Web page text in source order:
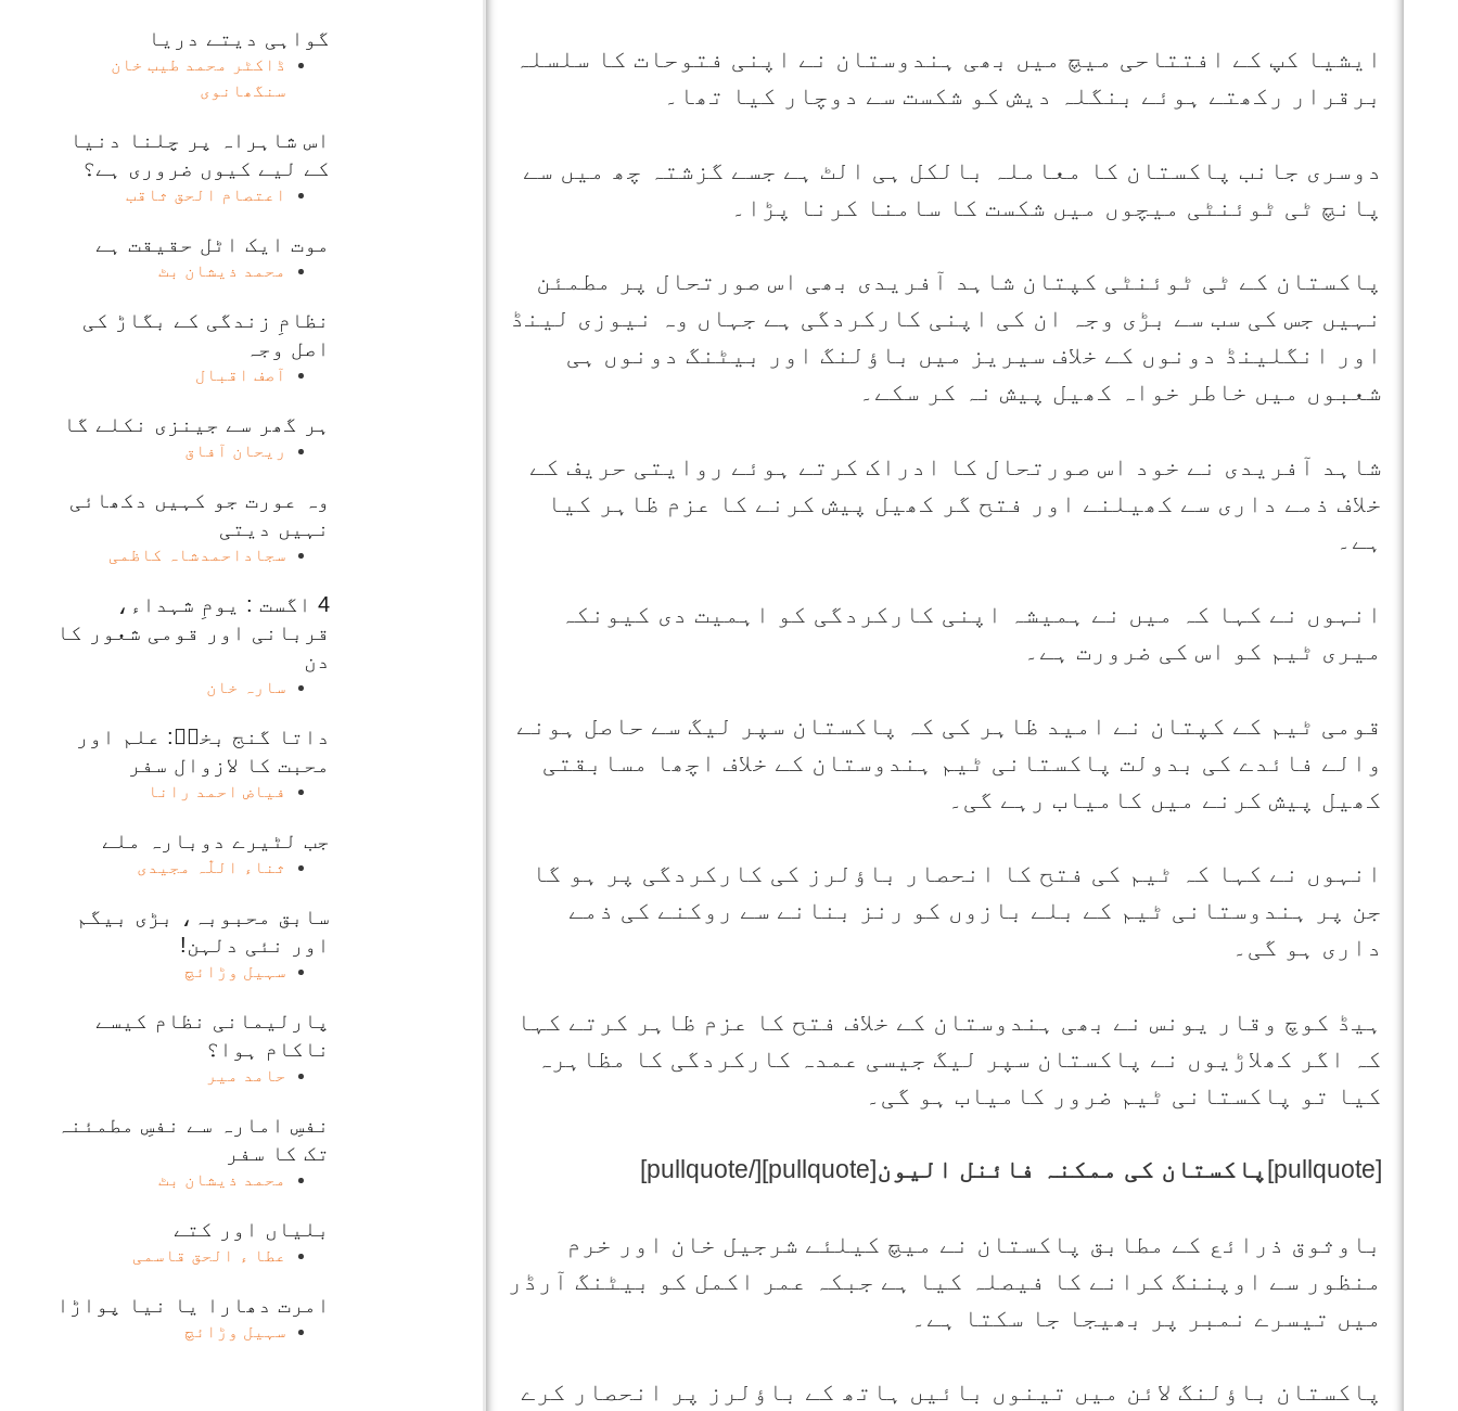
ایشیا کپ کے افتتاحی میچ میں بھی ہندوستان نے اپنی فتوحات کا سلسلہ
برقرار رکھتے ہوئے بنگلہ دیش کو شکست سے دوچار کیا تھا۔
دوسری جانب پاکستان کا معاملہ بالکل ہی الٹ ہے جسے گزشتہ چھ میں سے
پانچ ٹی ٹوئنٹی میچوں میں شکست کا سامنا کرنا پڑا۔
پاکستان کے ٹی ٹوئنٹی کپتان شاہد آفریدی بھی اس صورتحال پر مطمئن
نہیں جس کی سب سے بڑی وجہ ان کی اپنی کارکردگی ہے جہاں وہ نیوزی لینڈ
اور انگلینڈ دونوں کے خلاف سیریز میں باؤلنگ اور بیٹنگ دونوں ہی
شعبوں میں خاطر خواہ کھیل پیش نہ کر سکے۔
شاہد آفریدی نے خود اس صورتحال کا ادراک کرتے ہوئے روایتی حریف کے
خلاف ذمے داری سے کھیلنے اور فتح گر کھیل پیش کرنے کا عزم ظاہر کیا
ہے۔
انہوں نے کہا کہ میں نے ہمیشہ اپنی کارکردگی کو اہمیت دی کیونکہ
میری ٹیم کو اس کی ضرورت ہے۔
قومی ٹیم کے کپتان نے امید ظاہر کی کہ پاکستان سپر لیگ سے حاصل ہونے
والے فائدے کی بدولت پاکستانی ٹیم ہندوستان کے خلاف اچھا مسابقتی
کھیل پیش کرنے میں کامیاب رہے گی۔
انہوں نے کہا کہ ٹیم کی فتح کا انحصار باؤلرز کی کارکردگی پر ہو گا
جن پر ہندوستانی ٹیم کے بلے بازوں کو رنز بنانے سے روکنے کی ذمے
داری ہو گی۔
ہیڈ کوچ وقار یونس نے بھی ہندوستان کے خلاف فتح کا عزم ظاہر کرتے کہا
کہ اگر کھلاڑیوں نے پاکستان سپر لیگ جیسی عمدہ کارکردگی کا مظاہرہ
کیا تو پاکستانی ٹیم ضرور کامیاب ہو گی۔
[pullquote] پاکستان کی ممکنہ فائنل الیون[pullquote][/pullquote]
باوثوق ذرائع کے مطابق پاکستان نے میچ کیلئے شرجیل خان اور خرم
منظور سے اوپننگ کرانے کا فیصلہ کیا ہے جبکہ عمر اکمل کو بیٹنگ آرڈر
میں تیسرے نمبر پر بھیجا جا سکتا ہے۔
پاکستان باؤلنگ لائن میں تینوں بائیں ہاتھ کے باؤلرز پر انحصار کرے
گواہی دیتے دریا
ڈاکٹر محمد طیب خان
سنگھانوی
اس شاہراہ پر چلنا دنیا
کے لیے کیوں ضروری ہے؟
اعتصام الحق ثاقب
موت ایک اٹل حقیقت ہے
محمد ذیشان بٹ
نظامِ زندگی کے بگاڑ کی
اصل وجہ
آصف اقبال
ہر گھر سے جینزی نکلے گا
ریحان آفاق
وہ عورت جو کہیں دکھائی
نہیں دیتی
سجاداحمدشاہ کاظمی
4 اگست : یومِ شہداء،
قربانی اور قومی شعور کا
دن
سارہ خان
داتا گنج بخشؒ: علم اور
محبت کا لازوال سفر
فیاض احمد رانا
جب لٹیرے دوبارہ ملے
ثناء اللّٰہ مجیدی
سابق محبوبہ، بڑی بیگم
اور نئی دلہن!
سہیل وڑائچ
پارلیمانی نظام کیسے
ناکام ہوا؟
حامد میر
نفسِ امارہ سے نفسِ مطمئنہ
تک کا سفر
محمد ذیشان بٹ
بلیاں اور کتے
عطا ء الحق قاسمی
امرت دھارا یا نیا پواڑا
سہیل وڑائچ